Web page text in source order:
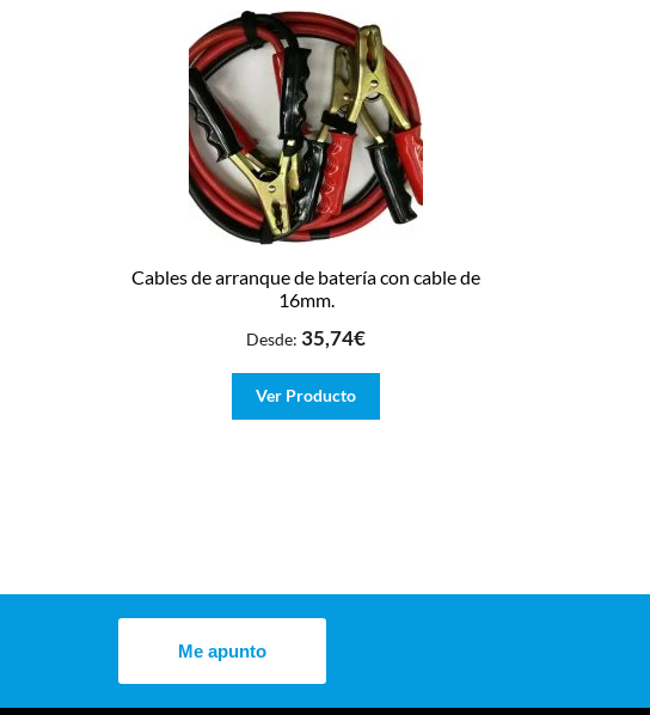
Cables de arranque de batería con cable de
16mm.
Desde: 35,74€
Ver Producto
Me apunto